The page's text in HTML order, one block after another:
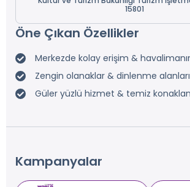
15801
Öne Çıkan Özellikler
Merkezde kolay erişim &
Zengin olanaklar & dinlenme alanları
Güler yüzlü hizmet & temiz
Kampanyalar